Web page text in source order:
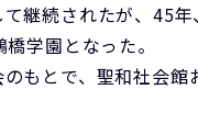
継続されたが、45年
学園となった。
もとで、聖和社会館